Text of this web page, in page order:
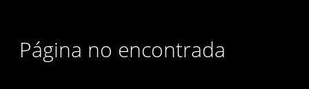
Página no encontrada